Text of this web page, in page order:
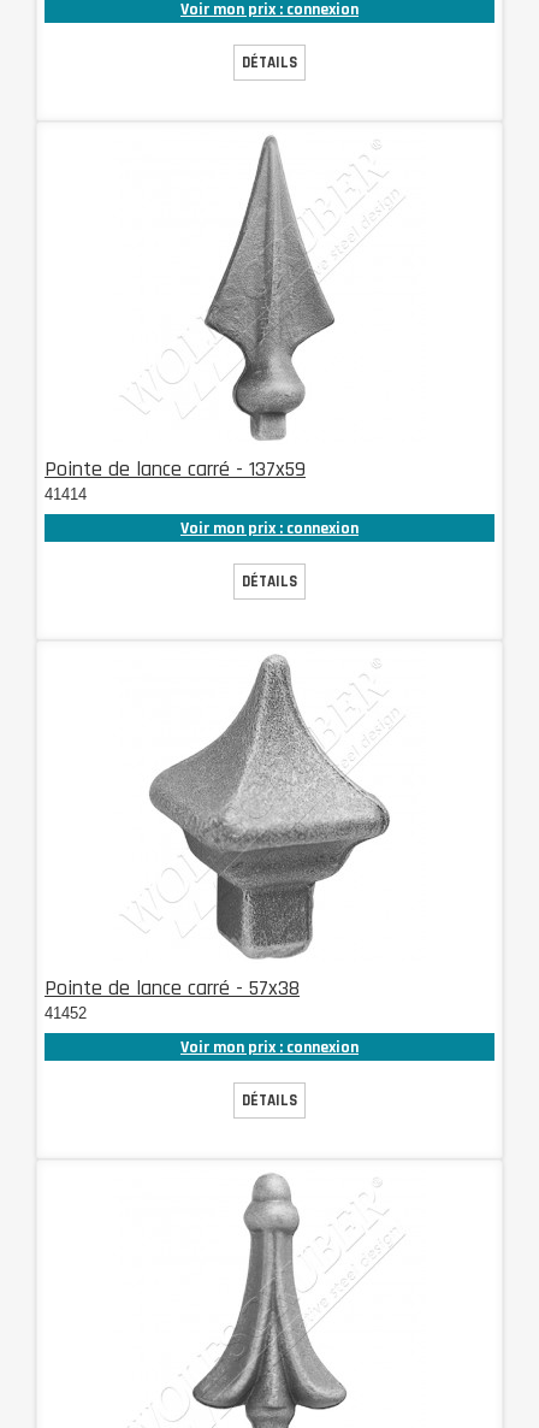
Voir mon prix : connexion
DÉTAILS
Pointe de lance carré - 137x59
41414
Voir mon prix : connexion
DÉTAILS
Pointe de lance carré - 57x38
41452
Voir mon prix : connexion
DÉTAILS